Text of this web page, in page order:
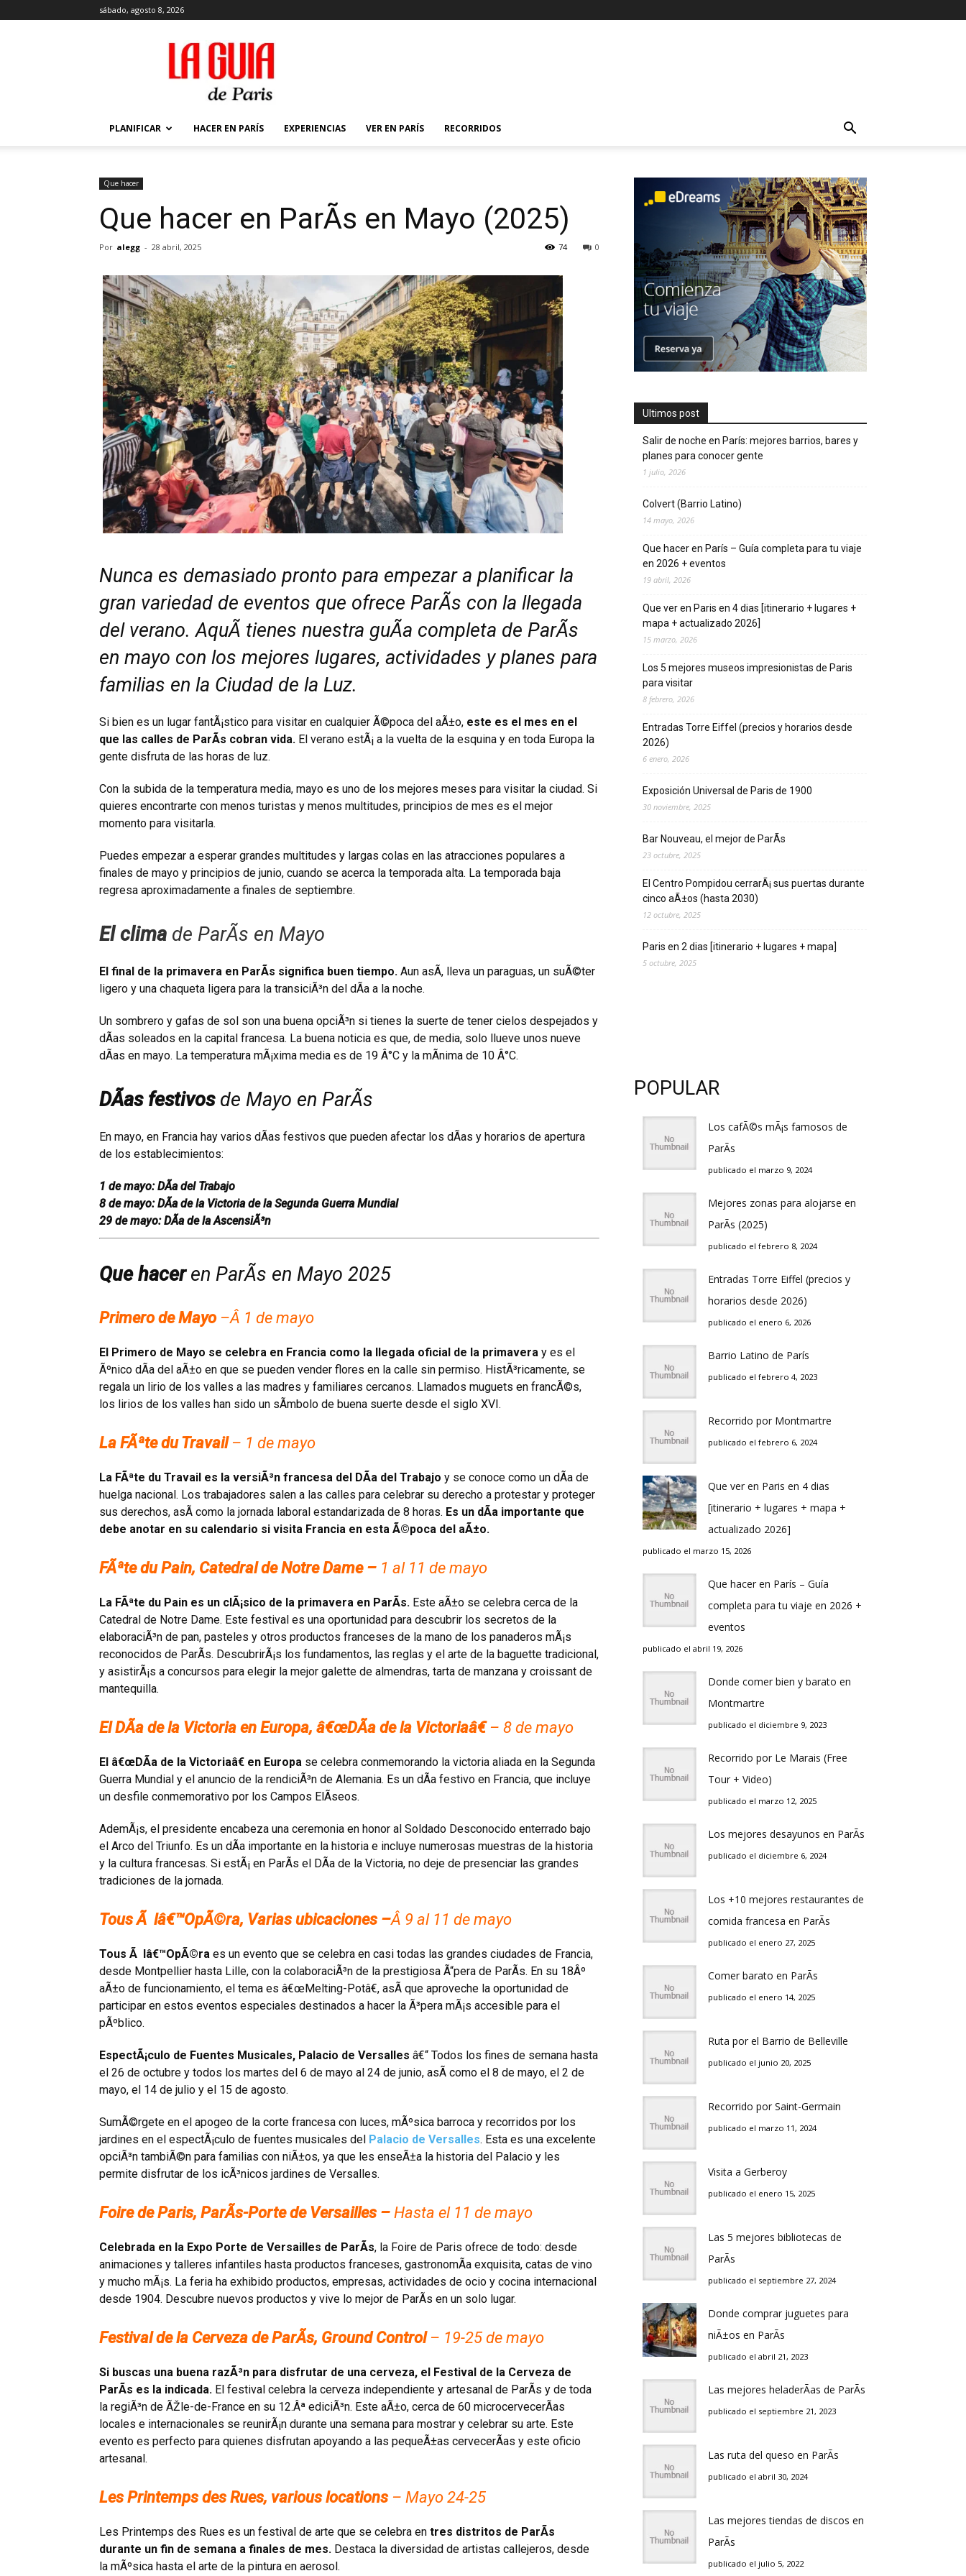
sábado, agosto 8, 2026
La
Guía
de
París
PLANIFICAR HACER EN PARÍS EXPERIENCIAS VER EN PARÍS RECORRIDOS
Que hacer
Que hacer en ParÃ­s en Mayo (2025)
Por alegg - 28 abril, 2025 0
74
Nunca es demasiado pronto para empezar a planificar la
gran variedad de eventos que ofrece ParÃ­s con la llegada
del verano. AquÃ­ tienes nuestra guÃ­a completa de ParÃ­s
en mayo con los mejores lugares, actividades y planes para
familias en la Ciudad de la Luz.
Si bien es un lugar fantÃ¡stico para visitar en cualquier Ã©poca del aÃ±o, este es el mes en el
que las calles de ParÃ­s cobran vida. El verano estÃ¡ a la vuelta de la esquina y en toda Europa la
gente disfruta de las horas de luz.
Con la subida de la temperatura media, mayo es uno de los mejores meses para visitar la ciudad. Si
quieres encontrarte con menos turistas y menos multitudes, principios de mes es el mejor
momento para visitarla.
Puedes empezar a esperar grandes multitudes y largas colas en las atracciones populares a
finales de mayo y principios de junio, cuando se acerca la temporada alta. La temporada baja
regresa aproximadamente a finales de septiembre.
El clima de ParÃ­s en Mayo
El final de la primavera en ParÃ­s significa buen tiempo. Aun asÃ­, lleva un paraguas, un suÃ©ter
ligero y una chaqueta ligera para la transiciÃ³n del dÃ­a a la noche.
Un sombrero y gafas de sol son una buena opciÃ³n si tienes la suerte de tener cielos despejados y
dÃ­as soleados en la capital francesa. La buena noticia es que, de media, solo llueve unos nueve
dÃ­as en mayo. La temperatura mÃ¡xima media es de 19 Â°C y la mÃ­nima de 10 Â°C.
DÃ­as festivosde Mayo en ParÃ­s
En mayo, en Francia hay varios dÃ­as festivos que pueden afectar los dÃ­as y horarios de apertura
de los establecimientos:
1 de mayo: DÃ­a del Trabajo
8 de mayo: DÃ­a de la Victoria de la Segunda Guerra Mundial
29 de mayo: DÃ­a de la AscensiÃ³n
Que haceren ParÃ­s en Mayo 2025
Primero de Mayo–Â 1 de mayo
El Primero de Mayo se celebra en Francia como la llegada oficial de la primavera y es el
Ãºnico dÃ­a del aÃ±o en que se pueden vender flores en la calle sin permiso. HistÃ³ricamente, se
regala un lirio de los valles a las madres y familiares cercanos. Llamados muguets en francÃ©s,
los lirios de los valles han sido un sÃ­mbolo de buena suerte desde el siglo XVI.
La FÃªte du Travail– 1 de mayo
La FÃªte du Travail es la versiÃ³n francesa del DÃ­a del Trabajo y se conoce como un dÃ­a de
huelga nacional. Los trabajadores salen a las calles para celebrar su derecho a protestar y proteger
sus derechos, asÃ­ como la jornada laboral estandarizada de 8 horas. Es un dÃ­a importante que
debe anotar en su calendario si visita Francia en esta Ã©poca del aÃ±o.
FÃªte du Pain, Catedral de Notre Dame – 1 al 11 de mayo
La FÃªte du Pain es un clÃ¡sico de la primavera en ParÃ­s. Este aÃ±o se celebra cerca de la
Catedral de Notre Dame. Este festival es una oportunidad para descubrir los secretos de la
elaboraciÃ³n de pan, pasteles y otros productos franceses de la mano de los panaderos mÃ¡s
reconocidos de ParÃ­s. DescubrirÃ¡s los fundamentos, las reglas y el arte de la baguette tradicional,
y asistirÃ¡s a concursos para elegir la mejor galette de almendras, tarta de manzana y croissant de
mantequilla.
El DÃ­a de la Victoria en Europa, â€œDÃ­a de la Victoriaâ€– 8 de mayo
El â€œDÃ­a de la Victoriaâ€ en Europa se celebra conmemorando la victoria aliada en la Segunda
Guerra Mundial y el anuncio de la rendiciÃ³n de Alemania. Es un dÃ­a festivo en Francia, que incluye
un desfile conmemorativo por los Campos ElÃ­seos.
AdemÃ¡s, el presidente encabeza una ceremonia en honor al Soldado Desconocido enterrado bajo
el Arco del Triunfo. Es un dÃ­a importante en la historia e incluye numerosas muestras de la historia
y la cultura francesas. Si estÃ¡ en ParÃ­s el DÃ­a de la Victoria, no deje de presenciar las grandes
tradiciones de la jornada.
Tous Ã lâ€™OpÃ©ra, Varias ubicaciones –Â 9 al 11 de mayo
Tous Ã lâ€™OpÃ©ra es un evento que se celebra en casi todas las grandes ciudades de Francia,
desde Montpellier hasta Lille, con la colaboraciÃ³n de la prestigiosa Ã“pera de ParÃ­s. En su 18Âº
aÃ±o de funcionamiento, el tema es â€œMelting-Potâ€, asÃ­ que aproveche la oportunidad de
participar en estos eventos especiales destinados a hacer la Ã³pera mÃ¡s accesible para el
pÃºblico.
EspectÃ¡culo de Fuentes Musicales, Palacio de Versalles â€“ Todos los fines de semana hasta
el 26 de octubre y todos los martes del 6 de mayo al 24 de junio, asÃ­ como el 8 de mayo, el 2 de
mayo, el 14 de julio y el 15 de agosto.
SumÃ©rgete en el apogeo de la corte francesa con luces, mÃºsica barroca y recorridos por los
jardines en el espectÃ¡culo de fuentes musicales del Palacio de Versalles. Esta es una excelente
opciÃ³n tambiÃ©n para familias con niÃ±os, ya que les enseÃ±a la historia del Palacio y les
permite disfrutar de los icÃ³nicos jardines de Versalles.
Foire de Paris, ParÃ­s-Porte de Versailles – Hasta el 11 de mayo
Celebrada en la Expo Porte de Versailles de ParÃ­s, la Foire de Paris ofrece de todo: desde
animaciones y talleres infantiles hasta productos franceses, gastronomÃ­a exquisita, catas de vino
y mucho mÃ¡s. La feria ha exhibido productos, empresas, actividades de ocio y cocina internacional
desde 1904. Descubre nuevos productos y vive lo mejor de ParÃ­s en un solo lugar.
Festival de la Cerveza de ParÃ­s, Ground Control– 19-25 de mayo
Si buscas una buena razÃ³n para disfrutar de una cerveza, el Festival de la Cerveza de
ParÃ­s es la indicada. El festival celebra la cerveza independiente y artesanal de ParÃ­s y de toda
la regiÃ³n de ÃŽle-de-France en su 12.Âª ediciÃ³n. Este aÃ±o, cerca de 60 microcervecerÃ­as
locales e internacionales se reunirÃ¡n durante una semana para mostrar y celebrar su arte. Este
evento es perfecto para quienes disfrutan apoyando a las pequeÃ±as cervecerÃ­as y este oficio
artesanal.
Les Printemps des Rues, various locations– Mayo 24-25
Les Printemps des Rues es un festival de arte que se celebra en tres distritos de ParÃ­s
durante un fin de semana a finales de mes. Destaca la diversidad de artistas callejeros, desde
la mÃºsica hasta el arte de la pintura en aerosol.
Ultimos post
Salir de noche en París: mejores barrios, bares y
planes para conocer gente
1 julio, 2026
Colvert (Barrio Latino)
14 mayo, 2026
Que hacer en Parí­s – Guí­a completa para tu viaje
en 2026 + eventos
19 abril, 2026
Que ver en Pari­s en 4 di­as [itinerario + lugares +
mapa + actualizado 2026]
15 marzo, 2026
Los 5 mejores museos impresionistas de Pari­s
para visitar
8 febrero, 2026
Entradas Torre Eiffel (precios y horarios desde
2026)
6 enero, 2026
Exposición Universal de Pari­s de 1900
30 noviembre, 2025
Bar Nouveau, el mejor de ParÃ­s
23 octubre, 2025
El Centro Pompidou cerrarÃ¡ sus puertas durante
cinco aÃ±os (hasta 2030)
12 octubre, 2025
Paris en 2 dias [itinerario + lugares + mapa]
5 octubre, 2025
POPULAR
Los cafÃ©s mÃ¡s famosos de
ParÃ­s
publicado el marzo 9, 2024
Mejores zonas para alojarse en
ParÃ­s (2025)
publicado el febrero 8, 2024
Entradas Torre Eiffel (precios y
horarios desde 2026)
publicado el enero 6, 2026
Barrio Latino de Parí­s
publicado el febrero 4, 2023
Recorrido por Montmartre
publicado el febrero 6, 2024
Que ver en Pari­s en 4 di­as
[itinerario + lugares + mapa +
actualizado 2026]
publicado el marzo 15, 2026
Que hacer en Parí­s – Guí­a
completa para tu viaje en 2026 +
eventos
publicado el abril 19, 2026
Donde comer bien y barato en
Montmartre
publicado el diciembre 9, 2023
Recorrido por Le Marais (Free
Tour + Video)
publicado el marzo 12, 2025
Los mejores desayunos en ParÃ­s
publicado el diciembre 6, 2024
Los +10 mejores restaurantes de
comida francesa en ParÃ­s
publicado el enero 27, 2025
Comer barato en ParÃ­s
publicado el enero 14, 2025
Ruta por el Barrio de Belleville
publicado el junio 20, 2025
Recorrido por Saint-Germain
publicado el marzo 11, 2024
Visita a Gerberoy
publicado el enero 15, 2025
Las 5 mejores bibliotecas de
ParÃ­s
publicado el septiembre 27, 2024
Donde comprar juguetes para
niÃ±os en ParÃ­s
publicado el abril 21, 2023
Las mejores heladerÃ­as de ParÃ­s
publicado el septiembre 21, 2023
Las ruta del queso en ParÃ­s
publicado el abril 30, 2024
Las mejores tiendas de discos en
ParÃ­s
publicado el julio 5, 2022